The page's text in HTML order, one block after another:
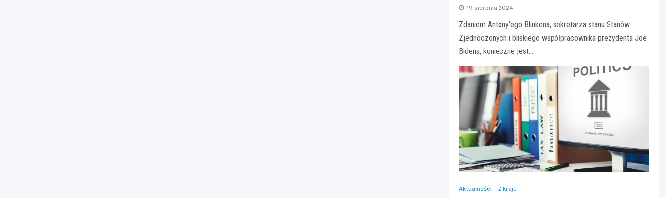
19 sierpnia 2024
Zdaniem Antony'ego Blinkena, sekretarza stanu Stanów
Zjednoczonych i bliskiego współpracownika prezydenta Joe
Bidena, konieczne jest…
Aktualności Z kraju